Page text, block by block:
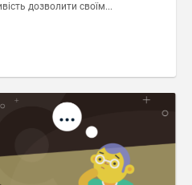
дозволити своїм...